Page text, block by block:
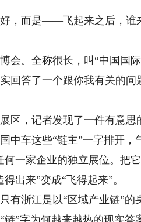
而是——飞起来之后，谁
。全称很长，叫“中国国际
回答了一个跟你我有关的
区，记者发现了一件有意
车这些“链主”一字排开，
何一家企业的独立展位。
出来”变成“飞得起来”。
浙江是以“区域产业链”的
字为何越来越热的现实答